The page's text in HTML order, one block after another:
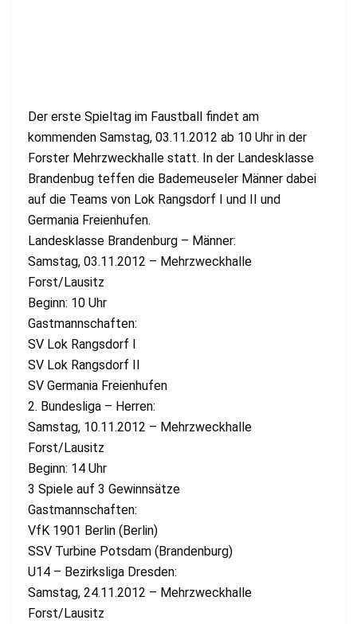
Der erste Spieltag im Faustball findet am
kommenden Samstag, 03.11.2012 ab 10 Uhr in der
Forster Mehrzweckhalle statt. In der Landesklasse
Brandenbug teffen die Bademeuseler Männer dabei
auf die Teams von Lok Rangsdorf I und II und
Germania Freienhufen.
Landesklasse Brandenburg – Männer:
Samstag, 03.11.2012 – Mehrzweckhalle
Forst/Lausitz
Beginn: 10 Uhr
Gastmannschaften:
SV Lok Rangsdorf I
SV Lok Rangsdorf II
SV Germania Freienhufen
2. Bundesliga – Herren:
Samstag, 10.11.2012 – Mehrzweckhalle
Forst/Lausitz
Beginn: 14 Uhr
3 Spiele auf 3 Gewinnsätze
Gastmannschaften:
VfK 1901 Berlin (Berlin)
SSV Turbine Potsdam (Brandenburg)
U14 – Bezirksliga Dresden:
Samstag, 24.11.2012 – Mehrzweckhalle
Forst/Lausitz